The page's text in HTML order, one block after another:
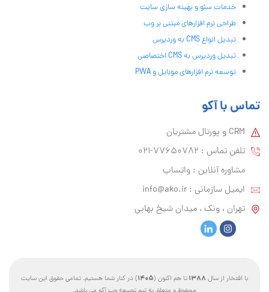
خدمات سئو و بهینه سازی سایت
طراحی نرم افزارهای مبتنی بر وب
تبدیل انواع CMS به وردپرس
تبدیل وردپرس به CMS اختصاصی
توسعه نرم افزارهای موبایل و PWA
تماس با آکو
CRM و پورتال مشتریان
تلفن تماس :‌ 77650782-021
مشاوره آنلاین : واتساپ
ایمیل سازمانی :‌ info@ako.ir
تهران ، ونک ، میدان شیخ بهایی
با افتخار از سال 1388تا هم اکنون (1405) در کنار شما هستیم. تمامی حقوق این سایت